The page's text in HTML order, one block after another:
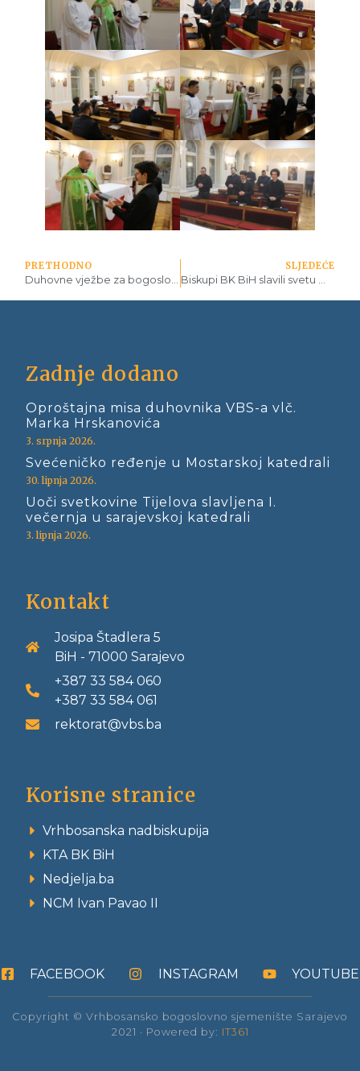
PRETHODNO SLJEDEĆE
Zadnje dodano
Oproštajna misa duhovnika VBS-a vlč.
Marka Hrskanovića
3. srpnja 2026.
Svećeničko ređenje u Mostarskoj katedrali
30. lipnja 2026.
Uoči svetkovine Tijelova slavljena I.
večernja u sarajevskoj katedrali
3. lipnja 2026.
Kontakt
Josipa Štadlera 5
BiH - 71000 Sarajevo
+387 33 584 060
+387 33 584 061
rektorat@vbs.ba
Korisne stranice
Vrhbosanska nadbiskupija
KTA BK BiH
Nedjelja.ba
NCM Ivan Pavao II
FACEBOOK INSTAGRAM YOUTUBE
Copyright © Vrhbosansko bogoslovno sjemenište Sarajevo
2021 · Powered by: IT361